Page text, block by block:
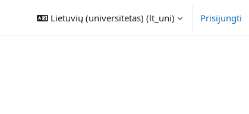
Lietuvių (universitetas) ‎(lt_uni)‎ Prisijungti